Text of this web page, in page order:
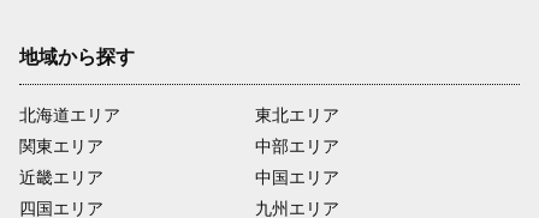
地域から探す
北海道エリア
関東エリア
近畿エリア
四国エリア
東北エリア
中部エリア
中国エリア
九州エリア